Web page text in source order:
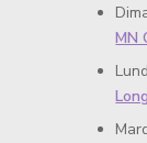
MN